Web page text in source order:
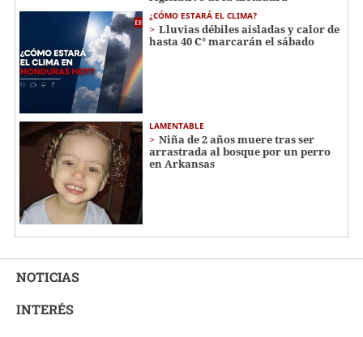
¿CÓMO ESTARÁ EL CLIMA?
Lluvias débiles aisladas y calor de
hasta 40 C° marcarán el sábado
LAMENTABLE
Niña de 2 años muere tras ser
arrastrada al bosque por un perro
en Arkansas
NOTICIAS
INTERÉS